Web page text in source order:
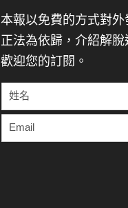
本報以免費的方式對
正法為依歸，介紹解脫
歡迎您的訂閱。